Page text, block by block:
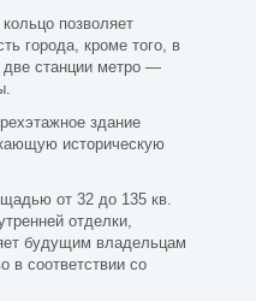
позволяет
города, кроме того, в
две станции метро —
здание
историческую
от 32 до 135 кв.
отделки,
будущим владельцам
в соответствии со